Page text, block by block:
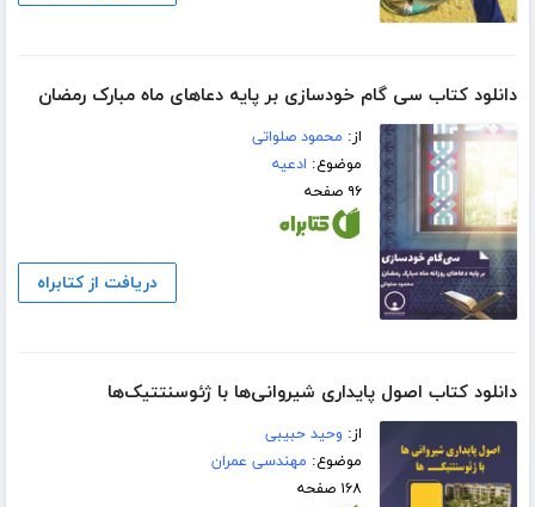
دانلود کتاب سی گام خودسازی بر پایه دعاهای ماه مبارک رمضان
از: محمود صلواتی
موضوع: ادعیه
۹۶ صفحه
دریافت از کتابراه
دانلود کتاب اصول پایداری شیروانی‌ها با ژئوسنتتیک‌ها
از: وحید حبیبی
موضوع: مهندسی عمران
۱۶۸ صفحه